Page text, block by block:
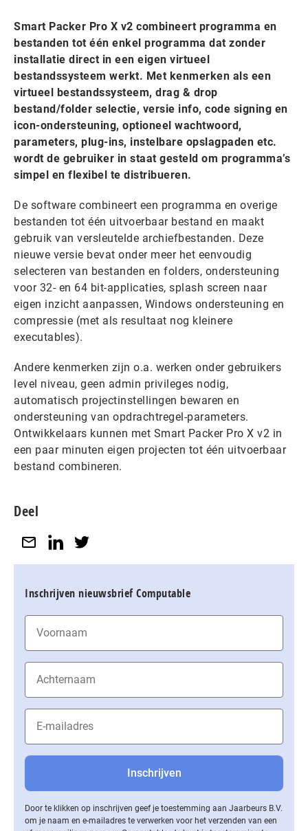
Smart Packer Pro X v2 combineert programma en
bestanden tot één enkel programma dat zonder
installatie direct in een eigen virtueel
bestandssysteem werkt. Met kenmerken als een
virtueel bestandssysteem, drag & drop
bestand/folder selectie, versie info, code signing en
icon-ondersteuning, optioneel wachtwoord,
parameters, plug-ins, instelbare opslagpaden etc.
wordt de gebruiker in staat gesteld om programma’s
simpel en flexibel te distribueren.
De software combineert een programma en overige
bestanden tot één uitvoerbaar bestand en maakt
gebruik van versleutelde archiefbestanden. Deze
nieuwe versie bevat onder meer het eenvoudig
selecteren van bestanden en folders, ondersteuning
voor 32- en 64 bit-applicaties, splash screen naar
eigen inzicht aanpassen, Windows ondersteuning en
compressie (met als resultaat nog kleinere
executables).
Andere kenmerken zijn o.a. werken onder gebruikers
level niveau, geen admin privileges nodig,
automatisch projectinstellingen bewaren en
ondersteuning van opdrachtregel-parameters.
Ontwikkelaars kunnen met Smart Packer Pro X v2 in
een paar minuten eigen projecten tot één uitvoerbaar
bestand combineren.
Deel
Inschrijven nieuwsbrief Computable
Door te klikken op inschrijven geef je toestemming aan Jaarbeurs B.V.
om je naam en e-mailadres te verwerken voor het verzenden van een